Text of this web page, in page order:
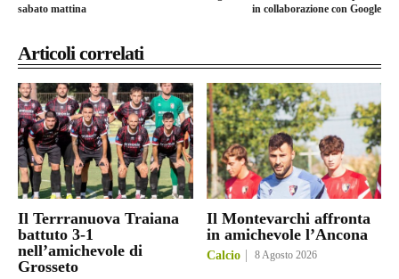
sabato mattina
in collaborazione con Google
Articoli correlati
Il Terrranuova Traiana
battuto 3-1
nell’amichevole di
Grosseto
Il Montevarchi affronta
in amichevole l’Ancona
Calcio 8 Agosto 2026